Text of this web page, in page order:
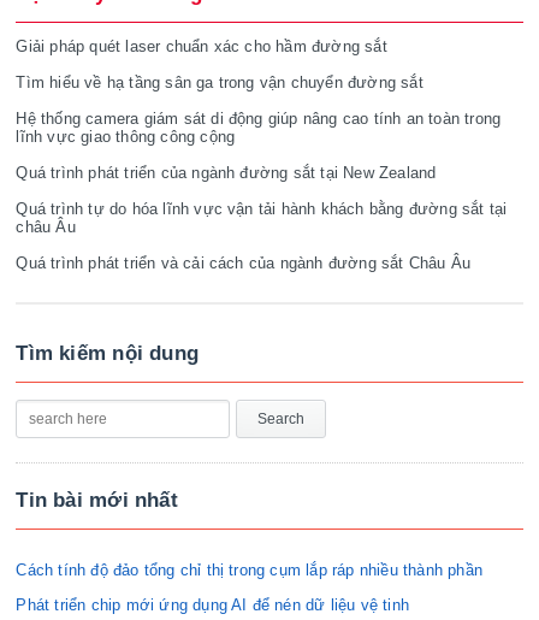
Giải pháp quét laser chuẩn xác cho hầm đường sắt
Tìm hiểu về hạ tầng sân ga trong vận chuyển đường sắt
Hệ thống camera giám sát di động giúp nâng cao tính an toàn trong
lĩnh vực giao thông công cộng
Quá trình phát triển của ngành đường sắt tại New Zealand
Quá trình tự do hóa lĩnh vực vận tải hành khách bằng đường sắt tại
châu Âu
Quá trình phát triển và cải cách của ngành đường sắt Châu Âu
Tìm kiếm nội dung
Tin bài mới nhất
Cách tính độ đảo tổng chỉ thị trong cụm lắp ráp nhiều thành phần
Phát triển chip mới ứng dụng AI để nén dữ liệu vệ tinh